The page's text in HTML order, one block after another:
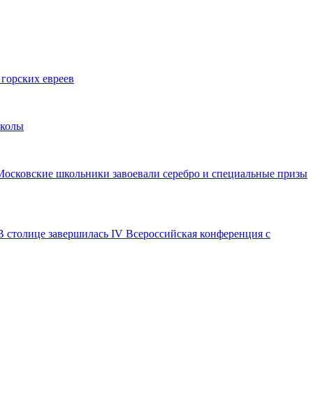
евреев
школьники завоевали серебро и специальные призы
столице завершилась IV Всероссийская конференция с